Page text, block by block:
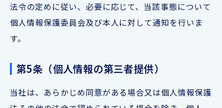
法令の定めに従い、必要に応じて、当該事態について
個人情報保護委員会及び本人に対して通知を行いま
す。
第5条（個人情報の第三者提供）
当社は、あらかじめ同意がある場合又は個人情報保護